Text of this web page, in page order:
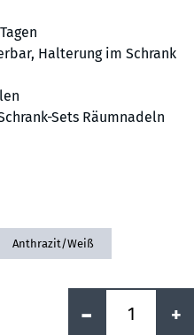
Halterung im Schrank
Sets Räumnadeln
Anthrazit/Weiß
- +